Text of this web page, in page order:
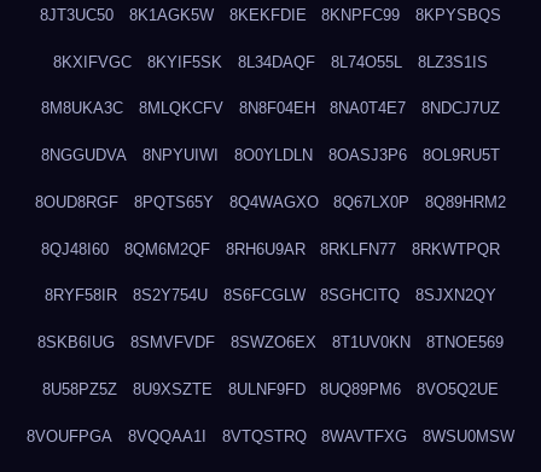
8JT3UC50 8K1AGK5W 8KEKFDIE 8KNPFC99 8KPYSBQS
8KXIFVGC 8KYIF5SK 8L34DAQF 8L74O55L 8LZ3S1IS
8M8UKA3C 8MLQKCFV 8N8F04EH 8NA0T4E7 8NDCJ7UZ
8NGGUDVA 8NPYUIWI 8O0YLDLN 8OASJ3P6 8OL9RU5T
8OUD8RGF 8PQTS65Y 8Q4WAGXO 8Q67LX0P 8Q89HRM2
8QJ48I60 8QM6M2QF 8RH6U9AR 8RKLFN77 8RKWTPQR
8RYF58IR 8S2Y754U 8S6FCGLW 8SGHCITQ 8SJXN2QY
8SKB6IUG 8SMVFVDF 8SWZO6EX 8T1UV0KN 8TNOE569
8U58PZ5Z 8U9XSZTE 8ULNF9FD 8UQ89PM6 8VO5Q2UE
8VOUFPGA 8VQQAA1I 8VTQSTRQ 8WAVTFXG 8WSU0MSW